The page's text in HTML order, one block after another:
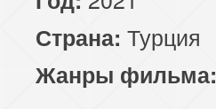
Страна: Турция
Жанры фильма: